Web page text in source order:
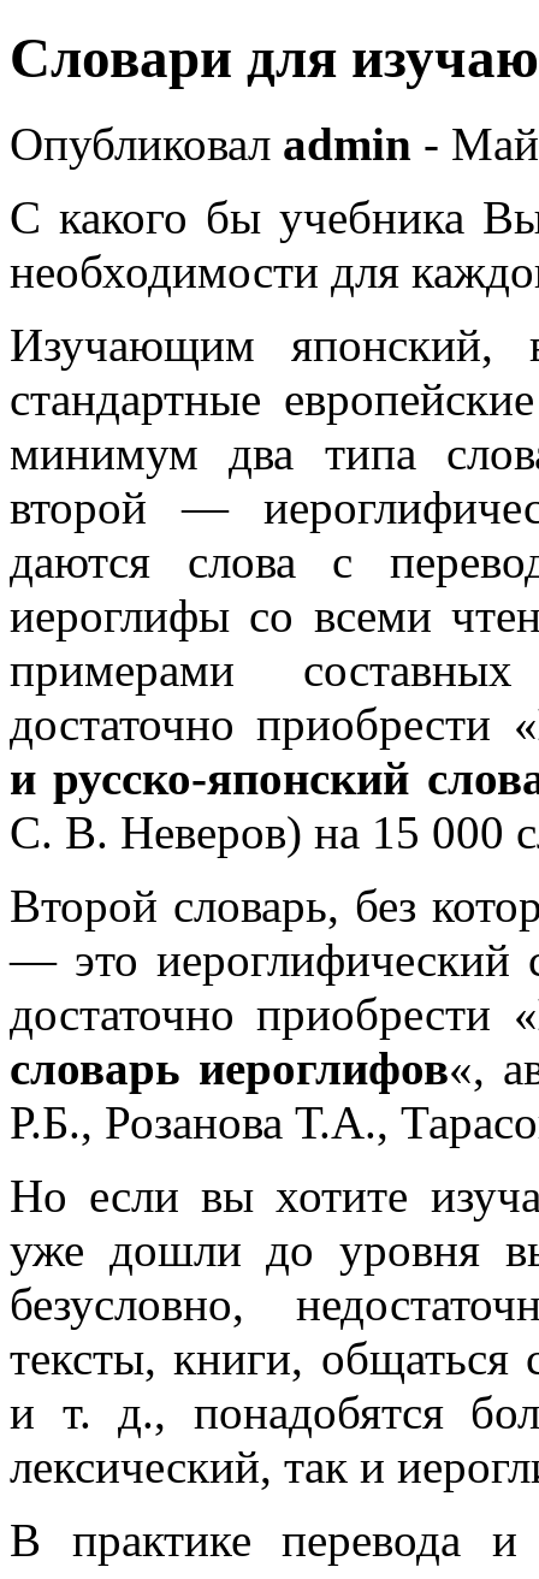
Словари для
Опубликовал admin -
С какого бы учебника
необходимости для
Изучающим японский,
стандартные
минимум два типа
второй —
даются слова с
иероглифы со всеми
примерами
достаточно приобрести «
и русско-японский
С. В. Неверов) на 15 000
Второй словарь, без
— это иероглифический
достаточно приобрести «
словарь иероглифов«,
Р.Б., Розанова Т.А.,
Но если вы хотите
уже дошли до уровня
безусловно,
тексты, книги, общаться
и т. д., понадобятся
лексический, так и
В практике перевода